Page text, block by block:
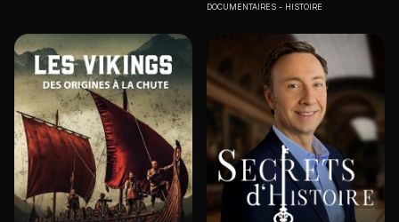
DOCUMENTAIRES HISTOIRE